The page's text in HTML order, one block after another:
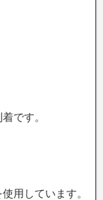
です。
用しています。